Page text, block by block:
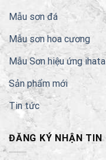
Mẫu sơn đá
Mẫu sơn hoa cương
Mẫu Sơn hiệu ứng ihata
Sản phẩm mới
Tin tức
ĐĂNG KÝ NHẬN TIN